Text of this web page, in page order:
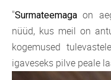
"Surmateemaga on
nüüd, kus meil on
kogemused
igaveseks pilve peale